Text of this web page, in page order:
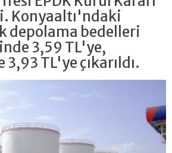
Konyaaltı'ndaki
depolama bedelleri
3,59 TL'ye,
TL'ye çıkarıldı.